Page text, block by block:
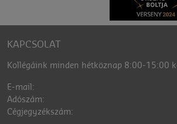
KAPCSOLAT
Kollégáink minden hétköznap 8:00-15:00
E-mail:
Adószám:
Cégjegyzékszám: